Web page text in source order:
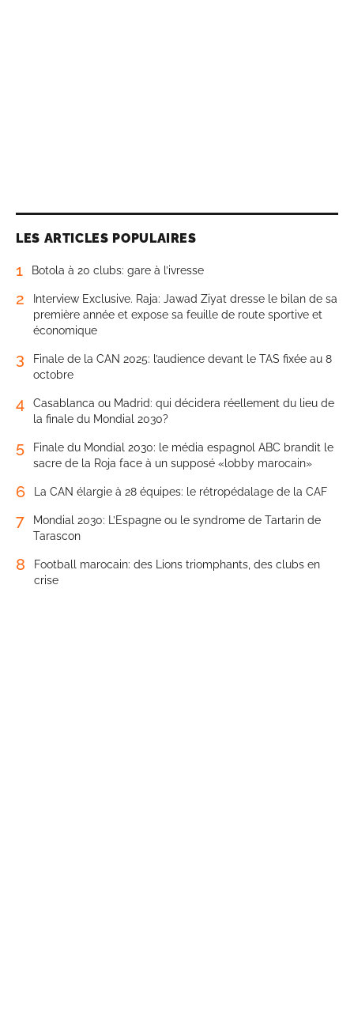
LES ARTICLES POPULAIRES
1 Botola à 20 clubs: gare à l’ivresse
2
Interview Exclusive. Raja: Jawad Ziyat dresse le bilan de sa
première année et expose sa feuille de route sportive et
économique
3
Finale de la CAN 2025: l’audience devant le TAS fixée au 8
octobre
4
Casablanca ou Madrid: qui décidera réellement du lieu de
la finale du Mondial 2030?
5
Finale du Mondial 2030: le média espagnol ABC brandit le
sacre de la Roja face à un supposé «lobby marocain»
6 La CAN élargie à 28 équipes: le rétropédalage de la CAF
7
Mondial 2030: L’Espagne ou le syndrome de Tartarin de
Tarascon
8
Football marocain: des Lions triomphants, des clubs en
crise